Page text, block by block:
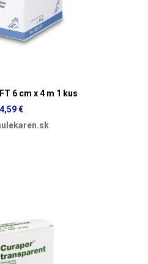
6 cm x 4 m 1 kus
4,59 €